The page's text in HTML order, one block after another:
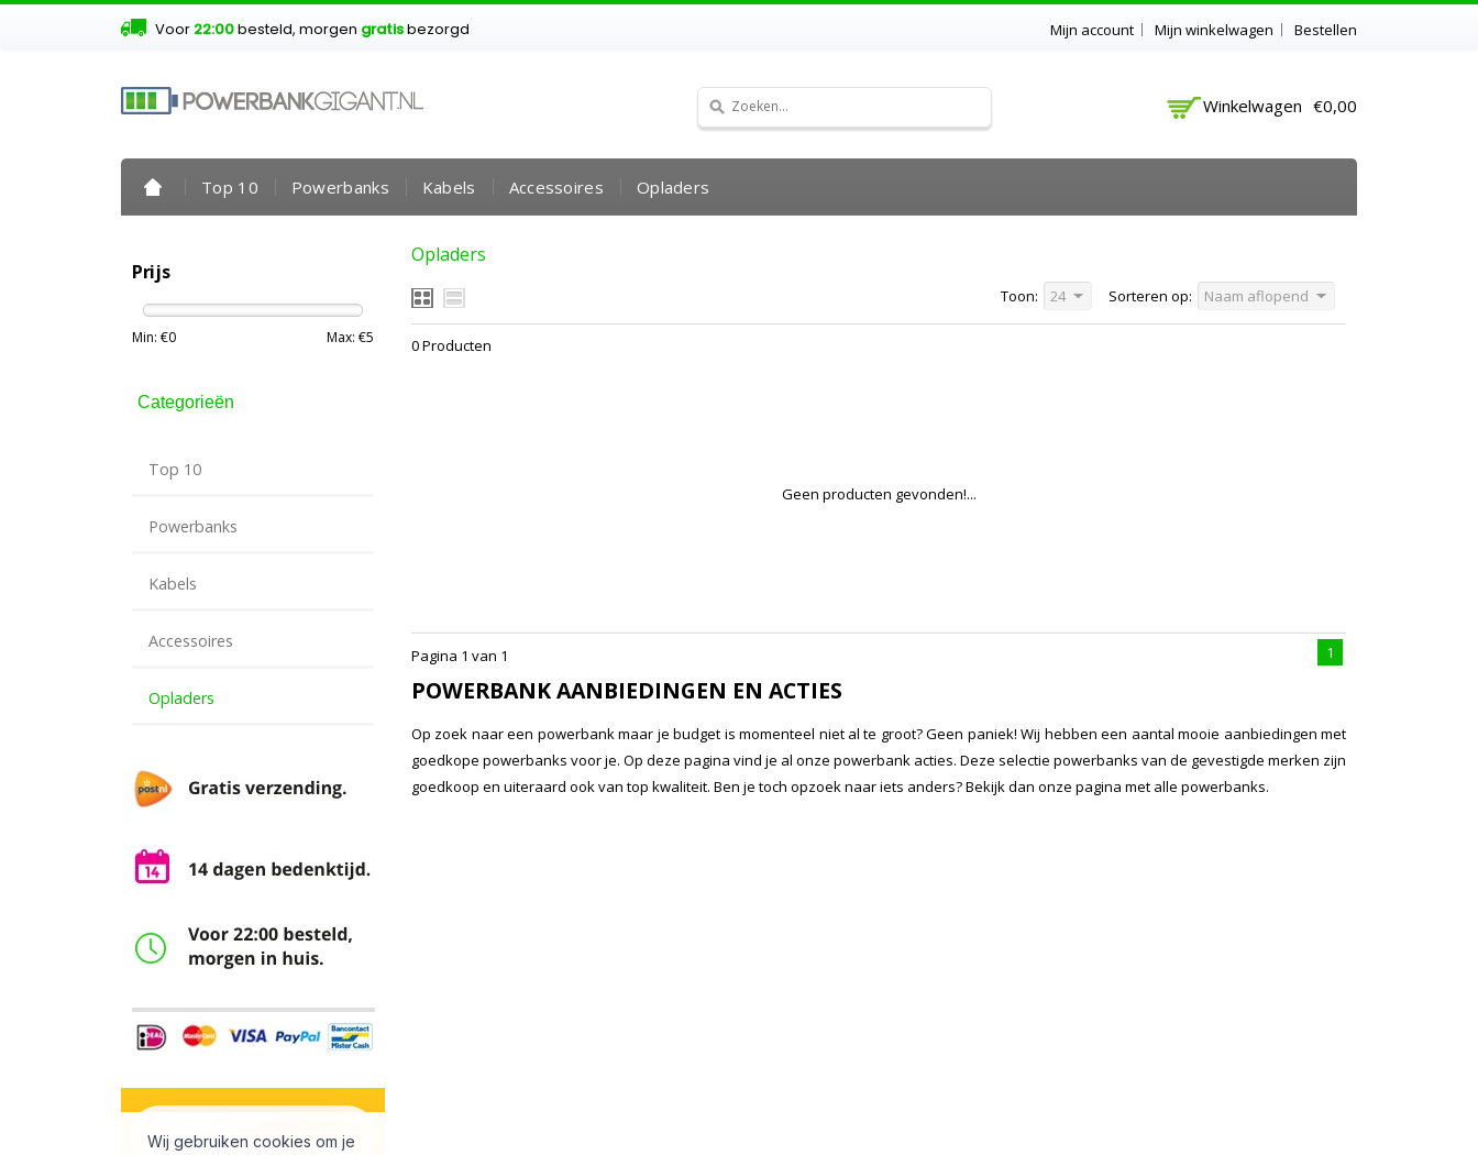
Voor 22:00besteld, morgen gratisbezorgd Mijn account Mijn winkelwagen Bestellen
Winkelwagen €0,00
Top 10 Powerbanks Kabels Accessoires Opladers
Opladers
Sorteren op: Naam aflopend
Toon: 24
0 Producten
Geen producten gevonden!...
Pagina 1 van 1 1
POWERBANK AANBIEDINGEN EN ACTIES
Op zoek naar een powerbank maar je budget is momenteel niet al te groot? Geen paniek! Wij hebben een aantal mooie aanbiedingen met
goedkope powerbanks voor je. Op deze pagina vind je al onze powerbank acties. Deze selectie powerbanks van de gevestigde merken zijn
goedkoop en uiteraard ook van top kwaliteit. Ben je toch opzoek naar iets anders? Bekijk dan onze pagina met alle powerbanks.
Prijs
Min: €0 Max: €5
Categorieën
Top 10
Powerbanks
Kabels
Accessoires
Opladers